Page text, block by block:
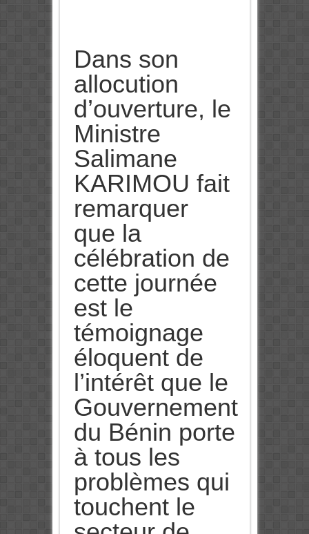
Dans son
allocution
d’ouverture, le
Ministre
Salimane
KARIMOU fait
remarquer
que la
célébration de
cette journée
est le
témoignage
éloquent de
l’intérêt que le
Gouvernement
du Bénin porte
à tous les
problèmes qui
touchent le